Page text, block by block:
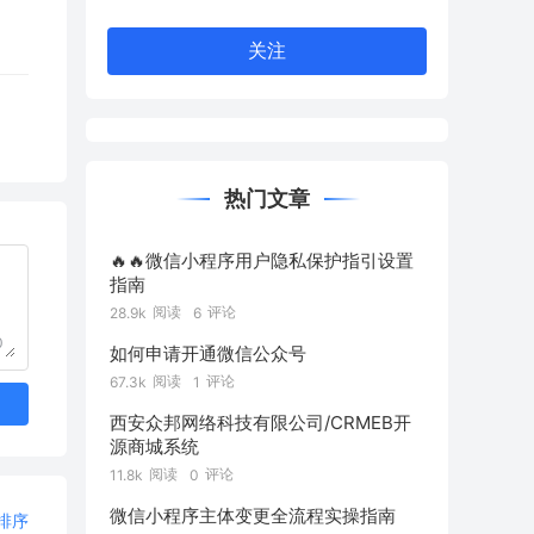
序
关注
热门文章
🔥🔥微信小程序用户隐私保护指引设置
指南
28.9k 阅读 6 评论
如何申请开通微信公众号
67.3k 阅读 1 评论
西安众邦网络科技有限公司/CRMEB开
源商城系统
11.8k 阅读 0 评论
微信小程序主体变更全流程实操指南